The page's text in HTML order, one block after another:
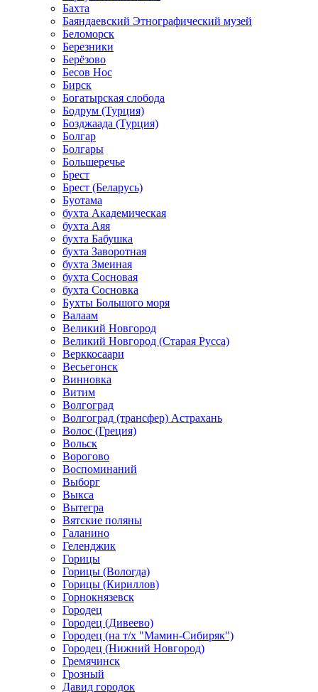
Бахта
Баяндаевский Этнографический музей
Беломорск
Березники
Берёзово
Бесов Нос
Бирск
Богатырская слобода
Бодрум (Турция)
Бозджаада (Турция)
Болгар
Болгары
Большеречье
Брест
Брест (Беларусь)
Буотама
бухта Академическая
бухта Аяя
бухта Бабушка
бухта Заворотная
бухта Змеиная
бухта Сосновая
бухта Сосновка
Бухты Большого моря
Валаам
Великий Новгород
Великий Новгород (Старая Русса)
Верккосаари
Весьегонск
Винновка
Витим
Волгоград
Волгоград (трансфер) Астрахань
Волос (Греция)
Вольск
Ворогово
Воспоминаний
Выборг
Выкса
Вытегра
Вятские поляны
Галанино
Геленджик
Горицы
Горицы (Вологда)
Горицы (Кириллов)
Горнокнязевск
Городец
Городец (Дивеево)
Городец (на т/х "Мамин-Сибиряк")
Городец (Нижний Новгород)
Гремячинск
Грозный
Давид городок